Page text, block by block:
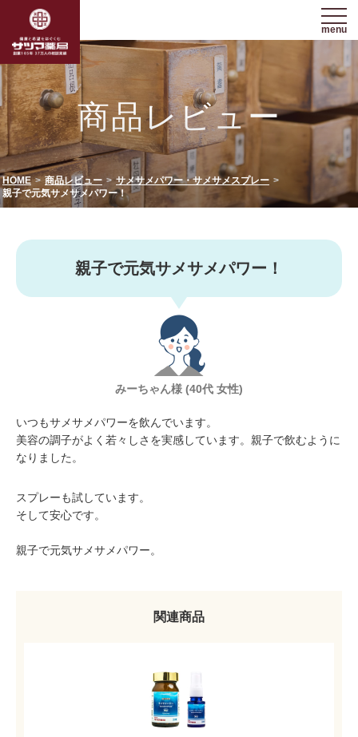
menu
商品レビュー
HOME 商品レビュー
サメサメパワー・サメサメスプレー
親子で元気サメサメパワー！
親子で元気サメサメパワー！
みーちゃん様 (40代 女性)
いつもサメサメパワーを飲んでいます。
美容の調子がよく若々しさを実感しています。親子で飲むように
なりました。
スプレーも試しています。
そして安心です。
親子で元気サメサメパワー。
関連商品